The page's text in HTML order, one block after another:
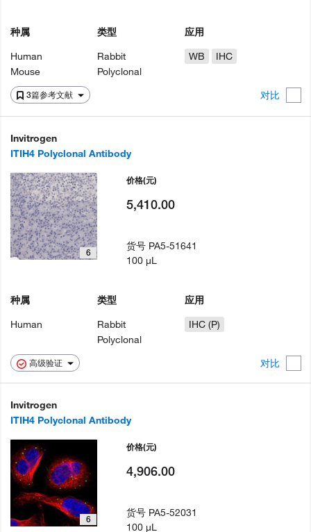
3篇参考文献 对比
种属
Human
Mouse
类型
Rabbit
Polyclonal
应用
WB
IHC
Invitrogen
ITIH4 Polyclonal Antibody
高级验证 对比
6
种属
Human
类型
Rabbit
Polyclonal
应用
IHC (P)
价格(元)
5,410.00
货号 PA5-51641
100 µL
Invitrogen
ITIH4 Polyclonal Antibody
6
价格(元)
4,906.00
货号 PA5-52031
100 µL